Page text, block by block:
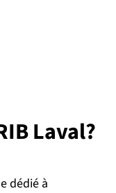
Laval?
dédié à